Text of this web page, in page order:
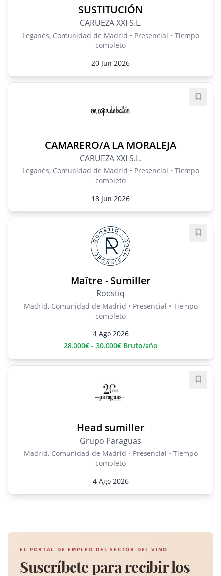
SUSTITUCIÓN
CARUEZA XXI S.L.
Leganés, Comunidad de Madrid • Presencial • Tiempo
completo
20 Jun 2026
CAMARERO/A LA MORALEJA
CARUEZA XXI S.L.
Leganés, Comunidad de Madrid • Presencial • Tiempo
completo
18 Jun 2026
Maître - Sumiller
Roostiq
Madrid, Comunidad de Madrid • Presencial • Tiempo
completo
4 Ago 2026
28.000€ - 30.000€ Bruto/año
Head sumiller
Grupo Paraguas
Madrid, Comunidad de Madrid • Presencial • Tiempo
completo
4 Ago 2026
EL PORTAL DE EMPLEO DEL SECTOR DEL VINO
Suscríbete para recibir los